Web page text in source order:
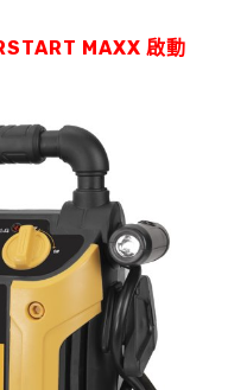
MAXX 啟動